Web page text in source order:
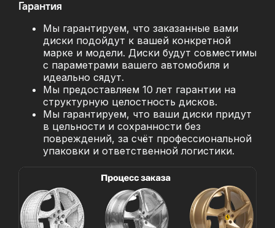
Гарантия
Мы гарантируем, что заказанные вами
диски подойдут к вашей конкретной
марке и модели. Диски будут совместимы
с параметрами вашего автомобиля и
идеально сядут.
Мы предоставляем 10 лет гарантии на
структурную целостность дисков.
Мы гарантируем, что ваши диски придут
в цельности и сохранности без
повреждений, за счёт профессиональной
упаковки и ответственной логистики.